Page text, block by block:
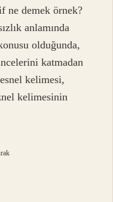
ne demek örnek?
anlamında
olduğunda,
katmadan
kelimesi,
kelimesinin